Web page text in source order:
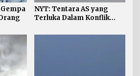
NYT: Tentara AS yang
Terluka Dalam Konflik